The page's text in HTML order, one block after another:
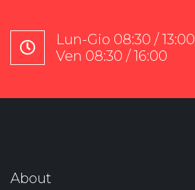
Lun-Gio 08:30 / 13:00
Ven 08:30 / 16:00
About